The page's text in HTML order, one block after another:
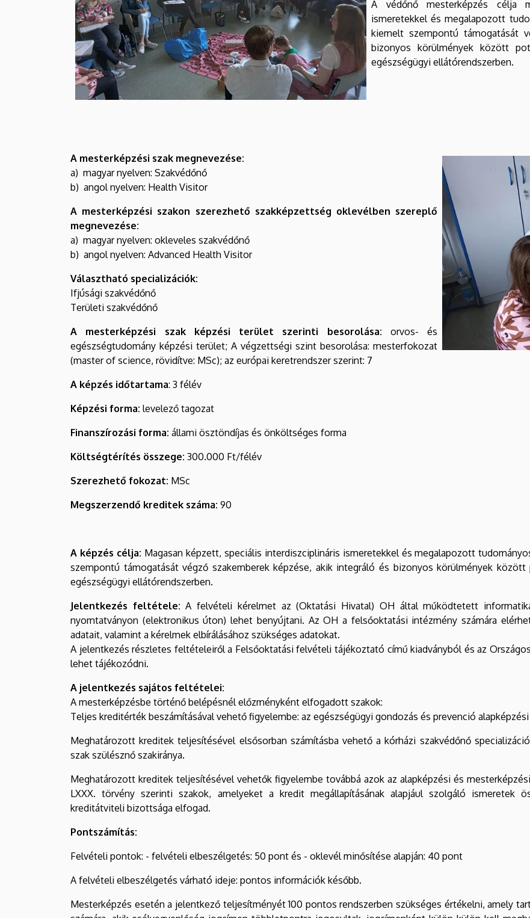
A védőnő mesterképzés célja
ismeretekkel és megalapozott
kiemelt szempontú támogatását
bizonyos körülmények között
egészségügyi ellátórendszerben.
A mesterképzési szak megnevezése:
a) magyar nyelven: Szakvédőnő
b) angol nyelven: Health Visitor
A mesterképzési szakon szerezhető szakképzettség oklevélben szereplő
megnevezése:
a) magyar nyelven: okleveles szakvédőnő
b) angol nyelven: Advanced Health Visitor
Választható specializációk:
Ifjúsági szakvédőnő
Területi szakvédőnő
A mesterképzési szak képzési terület szerinti besorolása: orvos- és
egészségtudomány képzési terület; A végzettségi szint besorolása: mesterfokozat
(master of science, rövidítve: MSc); az európai keretrendszer szerint: 7
A képzés időtartama: 3 félév
Képzési forma: levelező tagozat
Finanszírozási forma: állami ösztöndíjas és önköltséges forma
Költségtérítés összege: 300.000 Ft/félév
Szerezhető fokozat: MSc
Megszerzendő kreditek száma: 90
A képzés célja: Magasan képzett, speciális interdiszciplináris ismeretekkel és megalapozott
szempontú támogatását végző szakemberek képzése, akik integráló és bizonyos körülmények
egészségügyi ellátórendszerben.
Jelentkezés feltétele:A felvételi kérelmet az (Oktatási Hivatal) OH által működtetett
nyomtatványon (elektronikus úton) lehet benyújtani. Az OH a felsőoktatási intézmény számára
adatait, valamint a kérelmek elbírálásához szükséges adatokat.
A jelentkezés részletes feltételeiről a Felsőoktatási felvételi tájékoztató című kiadványból és az
lehet tájékozódni.
A jelentkezés sajátos feltételei:
A mesterképzésbe történő belépésnél előzményként elfogadott szakok:
Teljes kreditérték beszámításával vehető figyelembe: az egészségügyi gondozás és prevenció
Meghatározott kreditek teljesítésével elsősorban számításba vehető a kórházi szakvédőnő
szak szülésznő szakiránya.
Meghatározott kreditek teljesítésével vehetők figyelembe továbbá azok az alapképzési és
LXXX. törvény szerinti szakok, amelyeket a kredit megállapításának alapjául szolgáló ismeretek
kreditátviteli bizottsága elfogad.
Pontszámítás:
Felvételi pontok: - felvételi elbeszélgetés: 50 pont és - oklevél minősítése alapján: 40 pont
A felvételi elbeszélgetés várható ideje: pontos információk később.
Mesterképzés esetén a jelentkező teljesítményét 100 pontos rendszerben szükséges értékelni, amely